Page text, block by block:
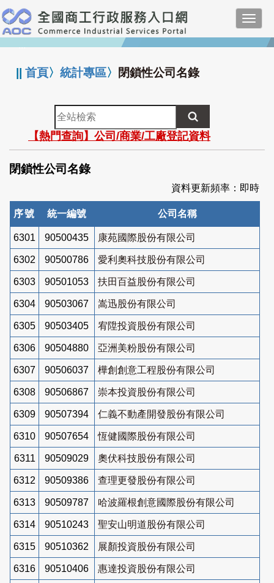
跳
到
主
要
:::
||首頁〉統計專區〉 閉鎖性公司名錄
全
站
檢
索
【熱門查詢】公司/商業/工廠登記資料
閉鎖性公司名錄
資料更新頻率：即時
序號 統一編號 公司名稱
6301 90500435 康苑國際股份有限公司
6302 90500786 愛利奧科技股份有限公司
6303 90501053 扶田百益股份有限公司
6304 90503067 嵩迅股份有限公司
6305 90503405 宥陞投資股份有限公司
6306 90504880 亞洲美粉股份有限公司
6307 90506037 樺創創意工程股份有限公司
6308 90506867 崇本投資股份有限公司
6309 90507394 仁義不動產開發股份有限公司
6310 90507654 恆健國際股份有限公司
6311 90509029 奧伏科技股份有限公司
6312 90509386 查理更發股份有限公司
6313 90509787 哈波羅根創意國際股份有限公司
6314 90510243 聖安山明道股份有限公司
6315 90510362 展顏投資股份有限公司
6316 90510406 惠達投資股份有限公司